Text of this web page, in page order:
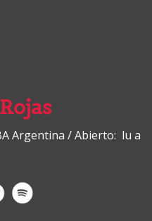
Argentina / Abierto: lu a